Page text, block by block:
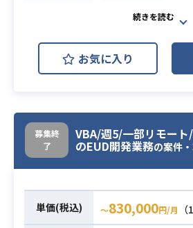
業務内容
【案件内容】
・数万人が利用す
管理、活用状況の
・Power Platform
・社内での
用の推進企画
・Power
お気に入り
募集終
了
VBA/週5/一部リモー
のEUD開発業務の案件
単価(税込) 〜830,000円/月